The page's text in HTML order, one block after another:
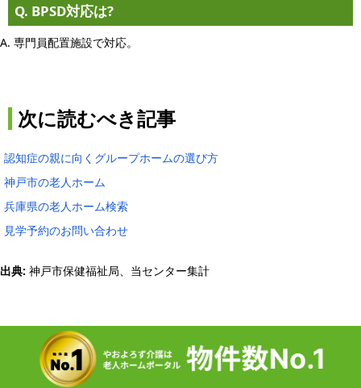
Q. BPSD対応は?
A. 専門員配置施設で対応。
次に読むべき記事
認知症の親に向くグループホームの選び方
神戸市の老人ホーム
兵庫県の老人ホーム検索
見学予約のお問い合わせ
出典: 神戸市保健福祉局、当センター集計